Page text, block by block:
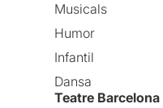
Musicals
Humor
Infantil
Dansa
Teatre